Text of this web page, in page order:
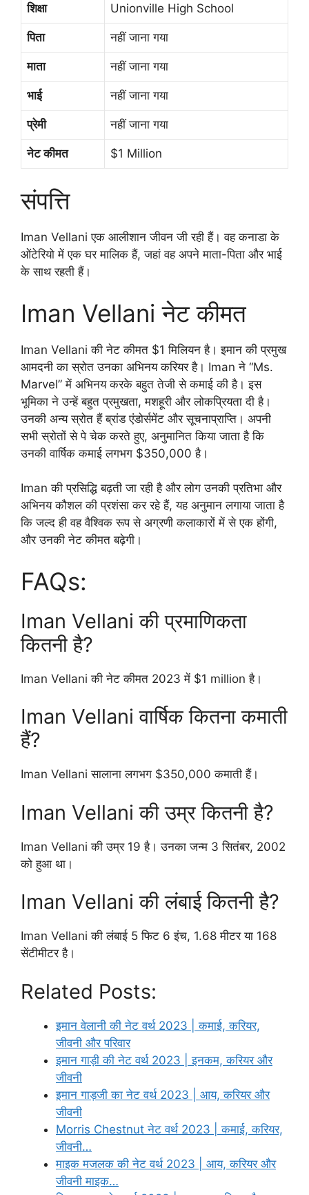
शिक्षा Unionville High School
पिता नहीं जाना गया
माता नहीं जाना गया
भाई नहीं जाना गया
प्रेमी नहीं जाना गया
नेट कीमत $1 Million
संपत्ति
Iman Vellani एक आलीशान जीवन जी रही हैं। वह कनाडा के
ओंटेरियो में एक घर मालिक हैं, जहां वह अपने माता-पिता और भाई
के साथ रहती हैं।
Iman Vellani नेट कीमत
Iman Vellani की नेट कीमत $1 मिलियन है। इमान की प्रमुख
आमदनी का स्रोत उनका अभिनय करियर है। Iman ने “Ms.
Marvel” में अभिनय करके बहुत तेजी से कमाई की है। इस
भूमिका ने उन्हें बहुत प्रमुखता, मशहूरी और लोकप्रियता दी है।
उनकी अन्य स्रोत हैं ब्रांड एंडोर्समेंट और सूचनाप्राप्ति। अपनी
सभी स्रोतों से पे चेक करते हुए, अनुमानित किया जाता है कि
उनकी वार्षिक कमाई लगभग $350,000 है।
Iman की प्रसिद्धि बढ़ती जा रही है और लोग उनकी प्रतिभा और
अभिनय कौशल की प्रशंसा कर रहे हैं, यह अनुमान लगाया जाता है
कि जल्द ही वह वैश्विक रूप से अग्रणी कलाकारों में से एक होंगी,
और उनकी नेट कीमत बढ़ेगी।
FAQs:
Iman Vellani की प्रमाणिकता
कितनी है?
Iman Vellani की नेट कीमत 2023 में $1 million है।
Iman Vellani वार्षिक कितना कमाती
हैं?
Iman Vellani सालाना लगभग $350,000 कमाती हैं।
Iman Vellani की उम्र कितनी है?
Iman Vellani की उम्र 19 है। उनका जन्म 3 सितंबर, 2002
को हुआ था।
Iman Vellani की लंबाई कितनी है?
Iman Vellani की लंबाई 5 फिट 6 इंच, 1.68 मीटर या 168
सेंटीमीटर है।
Related Posts:
इमान वेलानी की नेट वर्थ 2023 | कमाई, करियर,
जीवनी और परिवार
इमान गाड़ी की नेट वर्थ 2023 | इनकम, करियर और
जीवनी
इमान गाड़जी का नेट वर्थ 2023 | आय, करियर और
जीवनी
Morris Chestnut नेट वर्थ 2023 | कमाई, करियर,
जीवनी…
माइक मजलक की नेट वर्थ 2023 | आय, करियर और
जीवनी माइक…